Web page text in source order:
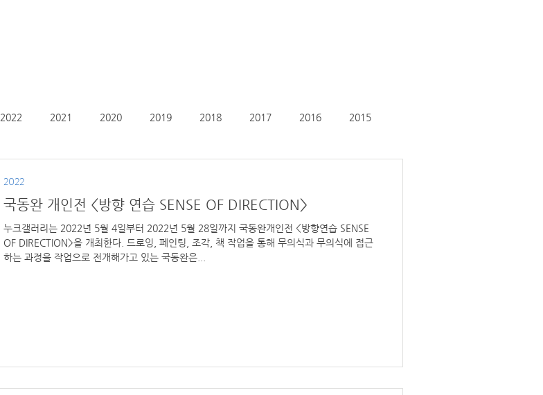
2022 2021 2020 2019 2018 2017 2016 2015
국동완 개인전 <방향 연습 SENSE OF DIRECTION>
누크갤러리는 2022년 5월 4일부터 2022년 5월 28일까지 국동완개인전 <방향연습 SENSE
OF DIRECTION>을 개최한다. 드로잉, 페인팅, 조각, 책 작업을 통해 무의식과 무의식에 접근
하는 과정을 작업으로 전개해가고 있는 국동완은...
2022